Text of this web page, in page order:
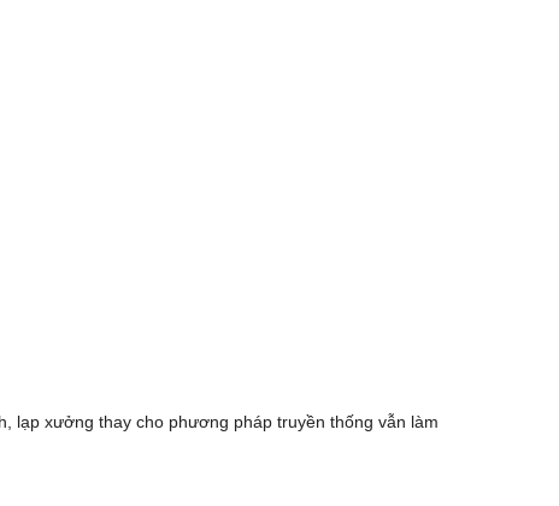
lạp xưởng thay cho phương pháp truyền thống vẫn làm